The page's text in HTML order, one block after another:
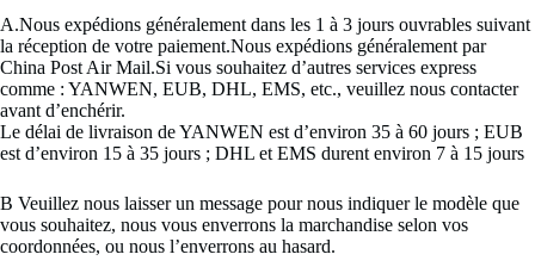
A.Nous expédions généralement dans les 1 à 3 jours ouvrables suivant
la réception de votre paiement.Nous expédions généralement par
China Post Air Mail.Si vous souhaitez d’autres services express
comme : YANWEN, EUB, DHL, EMS, etc., veuillez nous contacter
avant d’enchérir.
Le délai de livraison de YANWEN est d’environ 35 à 60 jours ; EUB
est d’environ 15 à 35 jours ; DHL et EMS durent environ 7 à 15 jours
B Veuillez nous laisser un message pour nous indiquer le modèle que
vous souhaitez, nous vous enverrons la marchandise selon vos
coordonnées, ou nous l’enverrons au hasard.